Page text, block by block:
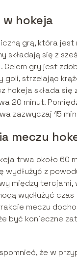
hokeja
grą, która
składają się z
Celem gry jest
goli, strzelając
hokeja składa się
20 minut.
zazwyczaj 15
meczu
trwa około 60
wydłużyć z
między tercjami,
wydłużyć
meczu
być konieczne
że w